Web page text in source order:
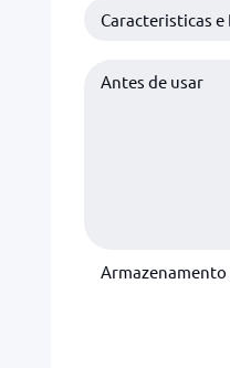
Caracteristicas e
Antes de usar
Armazenamento